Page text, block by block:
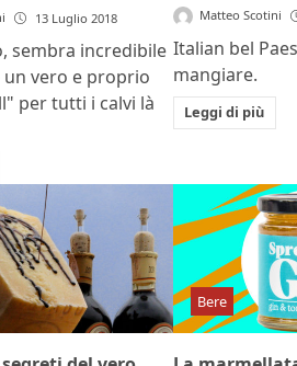
13 Luglio 2018
sembra incredibile
un vero e proprio
per tutti i calvi là
Matteo Scotini
Italian bel
mangiare.
Leggi di più
Bere